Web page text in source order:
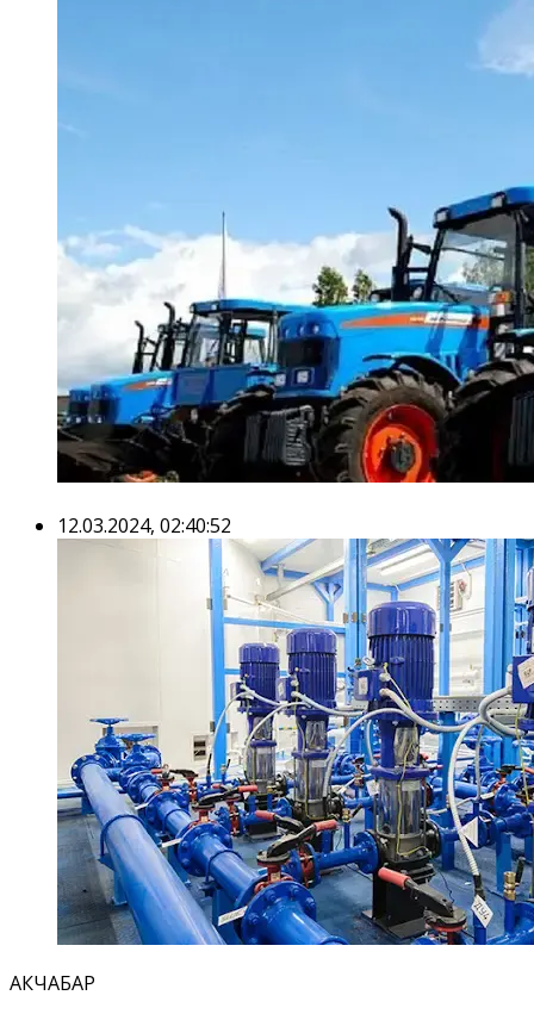
12.03.2024, 02:40:52
АКЧАБАР